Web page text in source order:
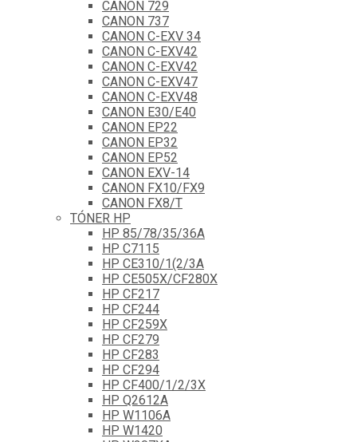
CANON 729
CANON 737
CANON C-EXV 34
CANON C-EXV42
CANON C-EXV42
CANON C-EXV47
CANON C-EXV48
CANON E30/E40
CANON EP22
CANON EP32
CANON EP52
CANON EXV-14
CANON FX10/FX9
CANON FX8/T
TÓNER HP
HP 85/78/35/36A
HP C7115
HP CE310/1(2/3A
HP CE505X/CF280X
HP CF217
HP CF244
HP CF259X
HP CF279
HP CF283
HP CF294
HP CF400/1/2/3X
HP Q2612A
HP W1106A
HP W1420